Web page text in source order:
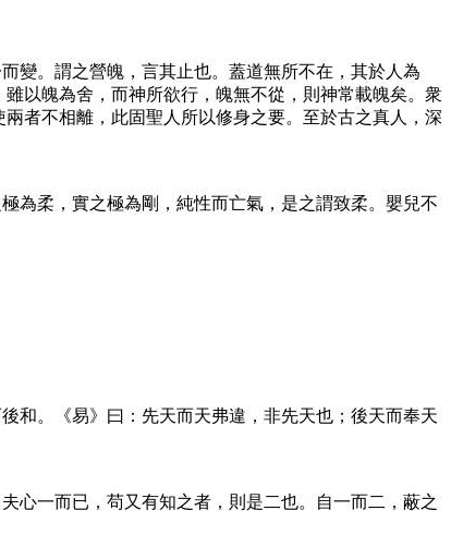
變。謂之營魄，言其止也。蓋道無所不在，其於人為
以魄為舍，而神所欲行，魄無不從，則神常載魄矣。衆
者不相離，此固聖人所以修身之要。至於古之真人，深
為柔，實之極為剛，純性而亡氣，是之謂致柔。嬰兒不
和。《易》曰：先天而天弗違，非先天也；後天而奉天
心一而已，苟又有知之者，則是二也。自一而二，蔽之